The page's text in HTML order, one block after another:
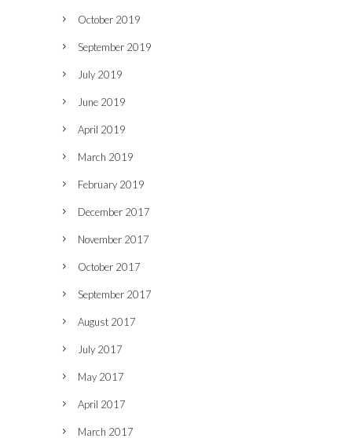
October 2019
September 2019
July 2019
June 2019
April 2019
March 2019
February 2019
December 2017
November 2017
October 2017
September 2017
August 2017
July 2017
May 2017
April 2017
March 2017